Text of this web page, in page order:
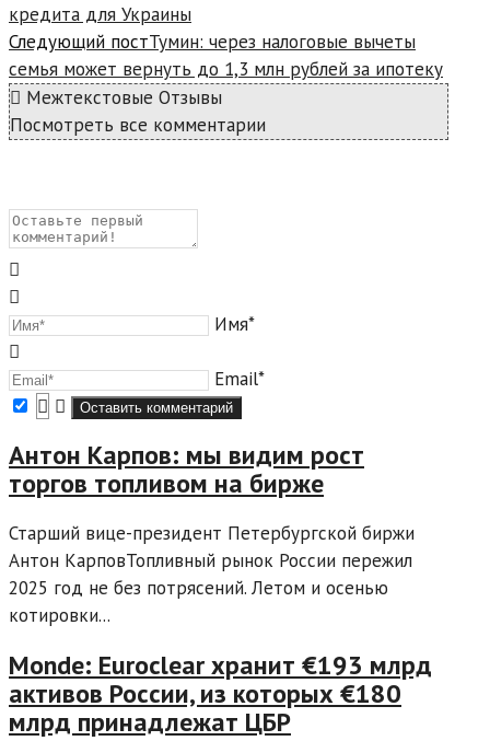
кредита для Украины
Следующий постТумин: через налоговые вычеты
семья может вернуть до 1,3 млн рублей за ипотеку
Межтекстовые Отзывы
Посмотреть все комментарии
Имя*
Email*
Антон Карпов: мы видим рост
торгов топливом на бирже
Старший вице-президент Петербургской биржи
Антон КарповТопливный рынок России пережил
2025 год не без потрясений. Летом и осенью
котировки...
Monde: Euroclear хранит €193 млрд
активов России, из которых €180
млрд принадлежат ЦБР